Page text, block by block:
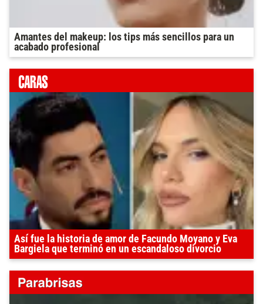
Amantes del makeup: los tips más sencillos para un
acabado profesional
Así fue la historia de amor de Facundo Moyano y Eva
Bargiela que terminó en un escandaloso divorcio